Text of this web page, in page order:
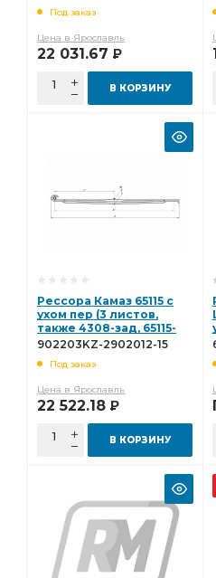
Под заказ
Цена в Ярославль
22 031.67 Р
В КОРЗИНУ
Рессора Камаз 65115 с
ухом пер (3 листов,
также 4308-зад, 65115-
2902012-15 ) L=1938мм
15
902203KZ-2902012-15
Под заказ
Цена в Ярославль
22 522.18 Р
В КОРЗИНУ